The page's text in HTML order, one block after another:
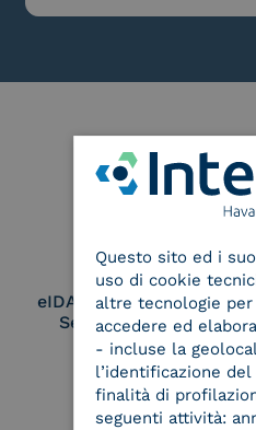
Le nostre
eIDAS Qualified Trust
Service Provider
Questo sito ed i
uso di cookie
altre tecnologie per
accedere ed
- incluse la
l’identificazione
finalità di
seguenti attività: